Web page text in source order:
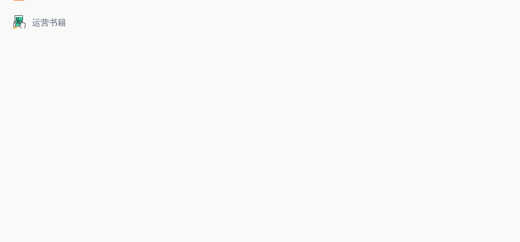
运营书籍